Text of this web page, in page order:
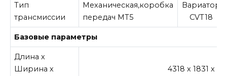
Тип
трансмиссии
Механическая,коробка
передач МТ5
Вариатор
CVT18
Базовые параметры
Длина х
Ширина х
4318 х 1831 х